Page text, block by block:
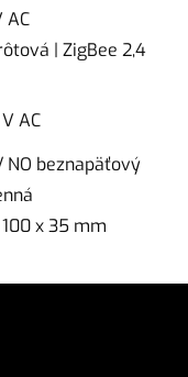
AC
| ZigBee 2,4
AC
NO beznapäťový
x 35 mm